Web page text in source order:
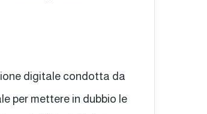
digitale condotta da
per mettere in dubbio le